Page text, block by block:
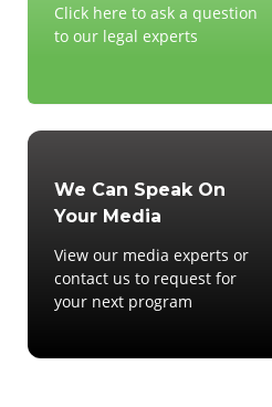
Click here to ask a question
to our legal experts
We Can Speak On
Your Media
View our media experts or
contact us to request for
your next program